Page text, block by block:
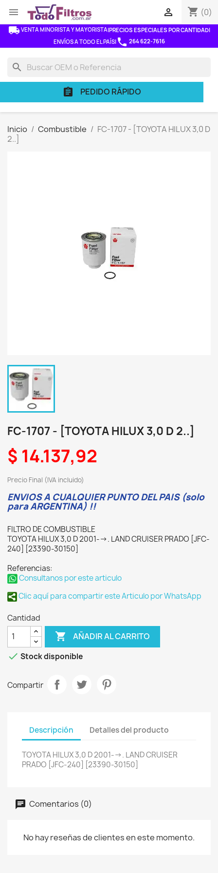
 shopping_cart (0)

local_shipping VENTA MINORISTA Y MAYORISTA|PRECIOS ESPECIALES POR CANTIDAD|
ENVÍOS A TODO EL PAÍS|phone 264 622-7616
search
assignment PEDIDO RÁPIDO
Inicio Combustible
FC-1707 - [TOYOTA HILUX 3,0 D
2..]
FC-1707 - [TOYOTA HILUX 3,0 D 2..]
$ 14.137,92
Precio Final (IVA incluido)
ENVIOS A CUALQUIER PUNTO DEL PAIS (solo
para ARGENTINA) !!
FILTRO DE COMBUSTIBLE
TOYOTA HILUX 3,0 D 2001-->. LAND CRUISER PRADO [JFC-
240] [23390-30150]
Referencias:
Consultanos por este articulo
Clic aquí para compartir este Articulo por WhatsApp
Cantidad
 AÑADIR AL CARRITO
 Stock disponible
Compartir
Descripción Detalles del producto
TOYOTA HILUX 3,0 D 2001-->. LAND CRUISER
PRADO [JFC-240] [23390-30150]
Comentarios (0)
No hay reseñas de clientes en este momento.